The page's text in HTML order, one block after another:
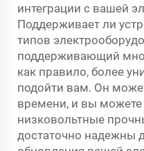
интеграции с вашей
Поддерживает ли
типов
поддерживающий
как правило, более
подойти вам. Он
времени, и вы
низковольтные
достаточно надежны